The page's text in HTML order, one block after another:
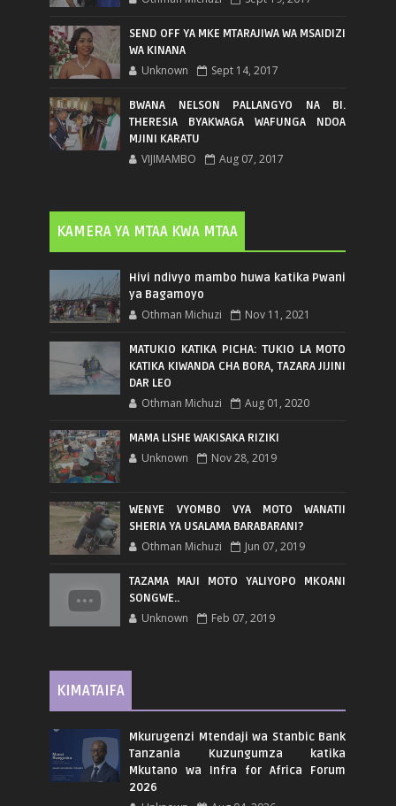
SEND OFF YA MKE MTARAJIWA WA MSAIDIZI
WA KINANA
Unknown Sept 14, 2017
BWANA NELSON PALLANGYO NA BI.
THERESIA BYAKWAGA WAFUNGA NDOA
MJINI KARATU
VIJIMAMBO Aug 07, 2017
KAMERA YA MTAA KWA MTAA
Hivi ndivyo mambo huwa katika Pwani
ya Bagamoyo
Othman Michuzi Nov 11, 2021
MATUKIO KATIKA PICHA: TUKIO LA MOTO
KATIKA KIWANDA CHA BORA, TAZARA JIJINI
DAR LEO
Othman Michuzi Aug 01, 2020
MAMA LISHE WAKISAKA RIZIKI
Unknown Nov 28, 2019
WENYE VYOMBO VYA MOTO WANATII
SHERIA YA USALAMA BARABARANI?
Othman Michuzi Jun 07, 2019
TAZAMA MAJI MOTO YALIYOPO MKOANI
SONGWE..
Unknown Feb 07, 2019
KIMATAIFA
Mkurugenzi Mtendaji wa Stanbic Bank
Tanzania Kuzungumza katika
Mkutano wa Infra for Africa Forum
2026